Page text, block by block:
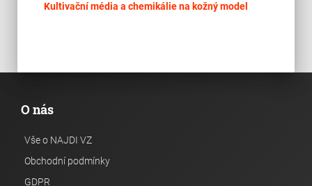
Kultivační média a chemikálie na kožný model
O nás
Vše o NAJDI VZ
Obchodní podmínky
GDPR